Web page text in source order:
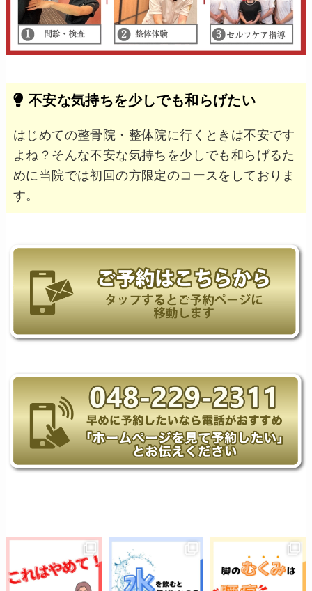
不安な気持ちを少しでも和らげたい
はじめての整骨院・整体院に行くときは不安です
よね？そんな不安な気持ちを少しでも和らげるた
めに当院では初回の方限定のコースをしておりま
す。